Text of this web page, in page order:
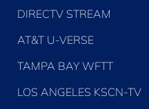
DIRECTV STREAM
AT&T U-VERSE
TAMPA BAY WFTT
LOS ANGELES KSCN-TV